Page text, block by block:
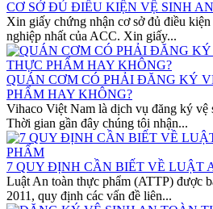
CƠ SỞ ĐỦ ĐIỀU KIỆN VỆ SINH
Xin giấy chứng nhận cơ sở đủ điều
nghiệp nhất của ACC. Xin giấy...
QUÁN CƠM CÓ PHẢI ĐĂNG KÝ
PHẨM HAY KHÔNG?
Vihaco Việt Nam là dịch vụ đăng ký vệ
Thời gian gần đây chúng tôi nhận...
7 QUY ĐỊNH CẦN BIẾT VỀ LUẬT
Luật An toàn thực phẩm (ATTP) được
2011, quy định các vấn đề liên...